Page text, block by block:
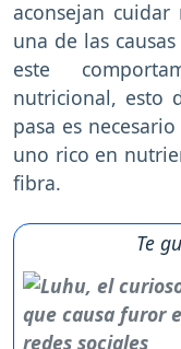
aconsejan
una de las
este
nutricional, esto
pasa es
uno rico en
fibra.
Te